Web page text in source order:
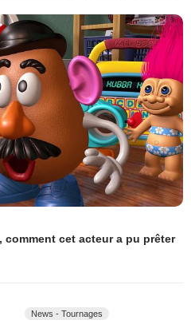
comment cet acteur a pu prêter
News - Tournages